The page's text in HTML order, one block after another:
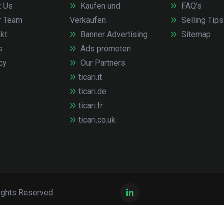
Us
Team
Kaufen und
Verkaufen
Banner Advertising
Ads promoten
Our Partners
ticari.it
ticari.de
ticari.fr
ticari.co.uk
FAQ's
Selling Tips
Sitemap
Reserved.